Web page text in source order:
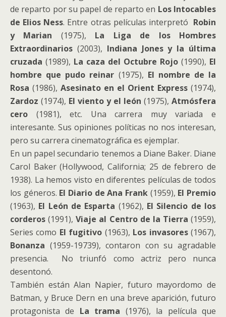
de reparto por su papel de reparto en Los Intocables
de Elios Ness. Entre otras películas interpretó Robin
y Marian (1975), La Liga de los Hombres
Extraordinarios (2003), Indiana Jones y la última
cruzada (1989), La caza del Octubre Rojo (1990), El
hombre que pudo reinar (1975), El nombre de la
Rosa (1986), Asesinato en el Orient Express (1974),
Zardoz (1974), El viento y el león (1975), Atmósfera
cero (1981), etc. Una carrera muy variada e
interesante. Sus opiniones políticas no nos interesan,
pero su carrera cinematográfica es ejemplar.
En un papel secundario tenemos a Diane Baker. Diane
Carol Baker (Hollywood, California; 25 de febrero de
1938). La hemos visto en diferentes películas de todos
los géneros. El Diario de Ana Frank (1959), El Premio
(1963), El León de Esparta (1962), El Silencio de los
corderos (1991),Viaje al Centro de la Tierra (1959),
Series como El fugitivo (1963), Los invasores(1967),
Bonanza (1959-19739), contaron con su agradable
presencia. No triunfó como actriz pero nunca
desentonó.
También están Alan Napier, futuro mayordomo de
Batman, y Bruce Dern en una breve aparición, futuro
protagonista de La trama (1976), la película que